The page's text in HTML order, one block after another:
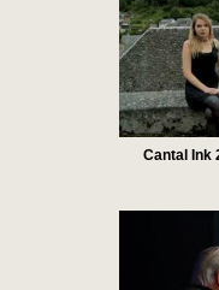
Cantal Ink